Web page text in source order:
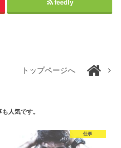
feedly
トップページへ
人気です。
仕事